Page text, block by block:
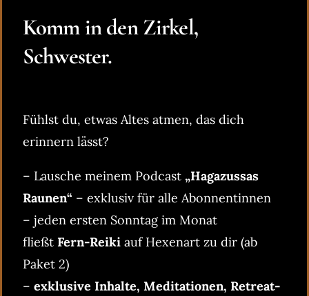
Komm in den Zirkel,
Schwester.
Fühlst du, etwas Altes atmen, das dich
erinnern lässt?
– Lausche meinem Podcast „Hagazussas
Raunen“ – exklusiv für alle Abonnentinnen
– jeden ersten Sonntag im Monat
fließt Fern-Reiki auf Hexenart zu dir (ab
Paket 2)
– exklusive Inhalte, Meditationen, Retreat-